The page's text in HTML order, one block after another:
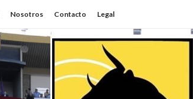
Nosotros Contacto Legal